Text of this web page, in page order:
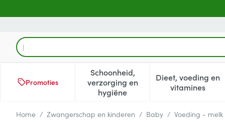
Product, merk, categorie...
Promoties
Schoonheid,
verzorging en
hygiëne
Toon submenu voor
Dieet, voeding en
vitamines
Toon
Home / Zwangerschap en kinderen / Baby / Voeding - melk